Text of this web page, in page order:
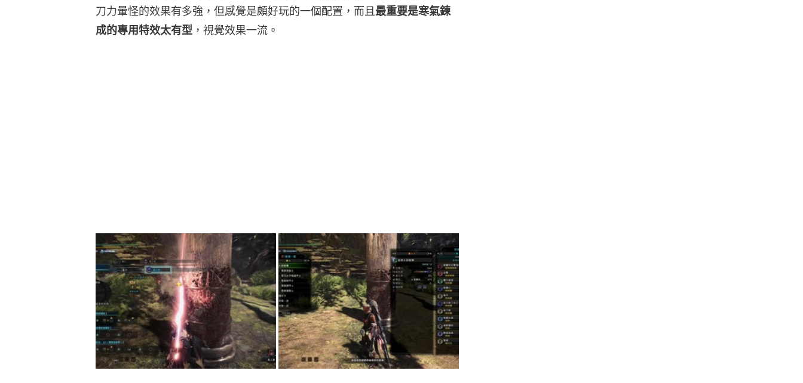
刀力暈怪的效果有多強，但感覺是頗好玩的一個配置，而且 最重要是寒氣鍊
成的專用特效太有型 ，視覺效果一流。